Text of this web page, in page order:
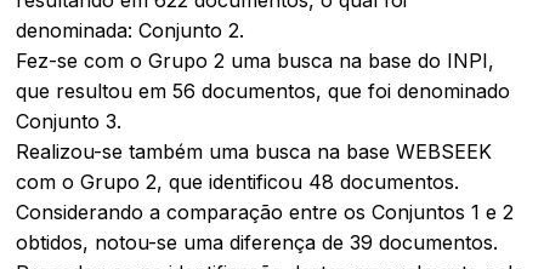
denominada: Conjunto 2.
Fez-se com o Grupo 2 uma busca na base do INPI,
que resultou em 56 documentos, que foi denominado
Conjunto 3.
Realizou-se também uma busca na base WEBSEEK
com o Grupo 2, que identificou 48 documentos.
Considerando a comparação entre os Conjuntos 1 e 2
obtidos, notou-se uma diferença de 39 documentos.